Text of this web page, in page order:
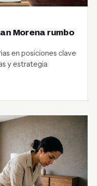
Morena rumbo
en posiciones clave
y estrategia